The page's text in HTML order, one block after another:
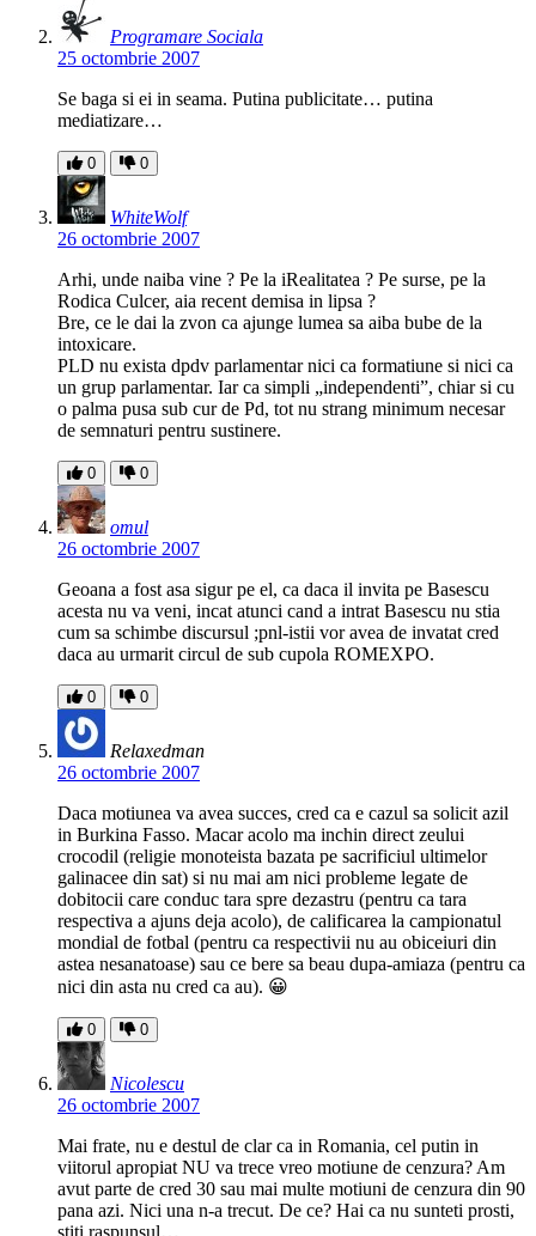
Programare Sociala
25 octombrie 2007
Se baga si ei in seama. Putina publicitate… putina
mediatizare…
0 0
WhiteWolf
26 octombrie 2007
Arhi, unde naiba vine ? Pe la iRealitatea ? Pe surse, pe la
Rodica Culcer, aia recent demisa in lipsa ?
Bre, ce le dai la zvon ca ajunge lumea sa aiba bube de la
intoxicare.
PLD nu exista dpdv parlamentar nici ca formatiune si nici ca
un grup parlamentar. Iar ca simpli „independenti”, chiar si cu
o palma pusa sub cur de Pd, tot nu strang minimum necesar
de semnaturi pentru sustinere.
0 0
omul
26 octombrie 2007
Geoana a fost asa sigur pe el, ca daca il invita pe Basescu
acesta nu va veni, incat atunci cand a intrat Basescu nu stia
cum sa schimbe discursul ;pnl-istii vor avea de invatat cred
daca au urmarit circul de sub cupola ROMEXPO.
0 0
Relaxedman
26 octombrie 2007
Daca motiunea va avea succes, cred ca e cazul sa solicit azil
in Burkina Fasso. Macar acolo ma inchin direct zeului
crocodil (religie monoteista bazata pe sacrificiul ultimelor
galinacee din sat) si nu mai am nici probleme legate de
dobitocii care conduc tara spre dezastru (pentru ca tara
respectiva a ajuns deja acolo), de calificarea la campionatul
mondial de fotbal (pentru ca respectivii nu au obiceiuri din
astea nesanatoase) sau ce bere sa beau dupa-amiaza (pentru ca
nici din asta nu cred ca au). 😀
0 0
Nicolescu
26 octombrie 2007
Mai frate, nu e destul de clar ca in Romania, cel putin in
viitorul apropiat NU va trece vreo motiune de cenzura? Am
avut parte de cred 30 sau mai multe motiuni de cenzura din 90
pana azi. Nici una n-a trecut. De ce? Hai ca nu sunteti prosti,